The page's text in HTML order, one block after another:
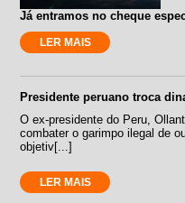
Já entramos no cheque
LER MAIS
Presidente peruano troca
O ex-presidente do Peru,
combater o garimpo ilegal de
objetiv[...]
LER MAIS